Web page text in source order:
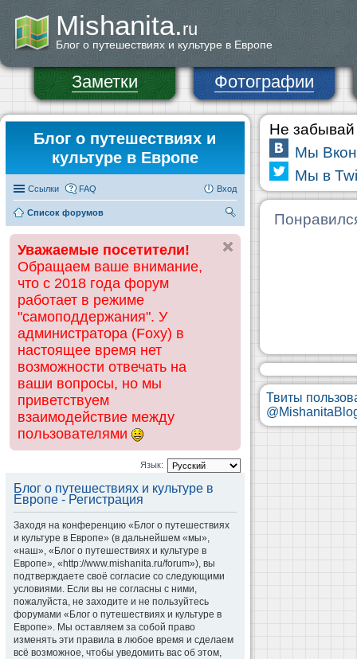
Mishanita.ru
Блог о путешествиях и культуре в Европе
Заметки Фотографии
Блог о путешествиях и
культуре в Европе
Ссылки FAQ Вход
Список форумов
ск
Уважаемые посетители!
Обращаем ваше внимание,
что с 2018 года форум
работает в режиме
"самоподдержания". У
администратора (Foxy) в
настоящее время нет
возможности отвечать на
ваши вопросы, но мы
приветствуем
взаимодействие между
пользователями
Язык:
Блог о путешествиях и культуре в
Европе - Регистрация
Заходя на конференцию «Блог о путешествиях
и культуре в Европе» (в дальнейшем «мы»,
«наш», «Блог о путешествиях и культуре в
Европе», «http://www.mishanita.ru/forum»), вы
подтверждаете своё согласие со следующими
условиями. Если вы не согласны с ними,
пожалуйста, не заходите и не пользуйтесь
форумами «Блог о путешествиях и культуре в
Европе». Мы оставляем за собой право
изменять эти правила в любое время и сделаем
всё возможное, чтобы уведомить вас об этом,
Не забывай
Мы
Мы в
Твиты